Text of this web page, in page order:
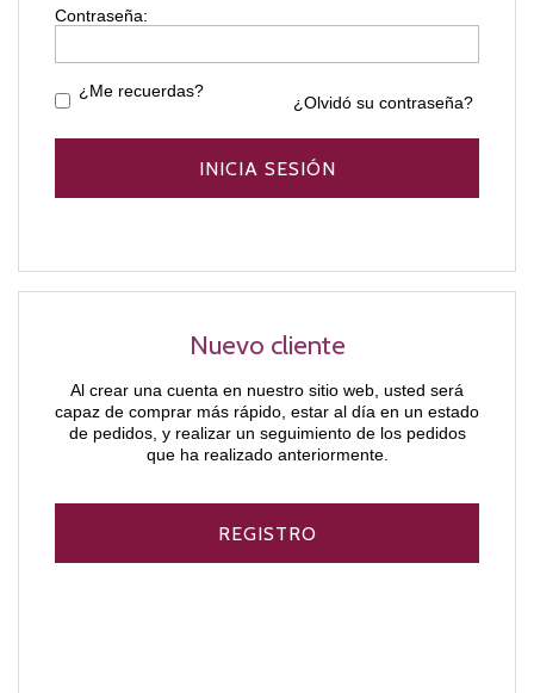
Nuevo cliente
Al crear una cuenta en nuestro sitio web, usted será
capaz de comprar más rápido, estar al día en un estado
de pedidos, y realizar un seguimiento de los pedidos
que ha realizado anteriormente.
Contraseña:
¿Me recuerdas?
¿Olvidó su contraseña?